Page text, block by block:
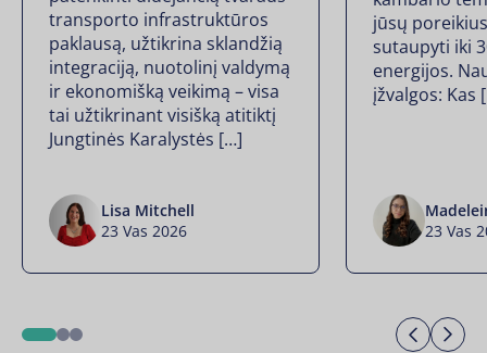
transporto infrastruktūros
paklausą, užtikrina sklandžią
integraciją, nuotolinį valdymą
ir ekonomišką veikimą – visa
tai užtikrinant visišką atitiktį
Jungtinės Karalystės […]
Lisa Mitchell
23 Vas 2026
jūsų
sutaupyti iki
energijos.
įžvalgos: Kas
23 Vas
12